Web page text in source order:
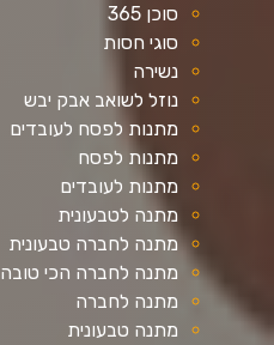
סוכן 365
סוגי חסות
נשירה
נוזל לשואב אבק יבש
מתנות לפסח לעובדים
מתנות לפסח
מתנות לעובדים
מתנה לטבעונית
מתנה לחברה טבעונית
מתנה לחברה הכי טובה
מתנה לחברה
מתנה טבעונית